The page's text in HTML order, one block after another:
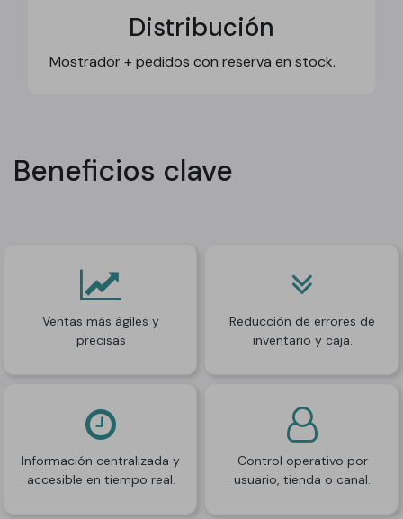
Distribución
Mostrador + pedidos con reserva en stock.
Beneficios clave
Ventas más ágiles y
precisas
Reducción de errores de
inventario y caja.
Información centralizada y
accesible en tiempo real.
Control operativo por
usuario, tienda o canal.